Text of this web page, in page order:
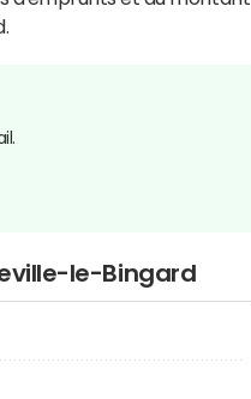
le-Bingard